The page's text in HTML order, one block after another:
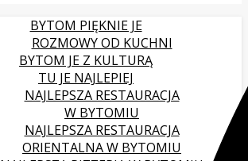
BYTOM PIĘKNIE JE
ROZMOWY OD KUCHNI
BYTOM JE Z KULTURĄ
TU JE NAJLEPIEJ
NAJLEPSZA RESTAURACJA
W BYTOMIU
NAJLEPSZA RESTAURACJA
ORIENTALNA W BYTOMIU